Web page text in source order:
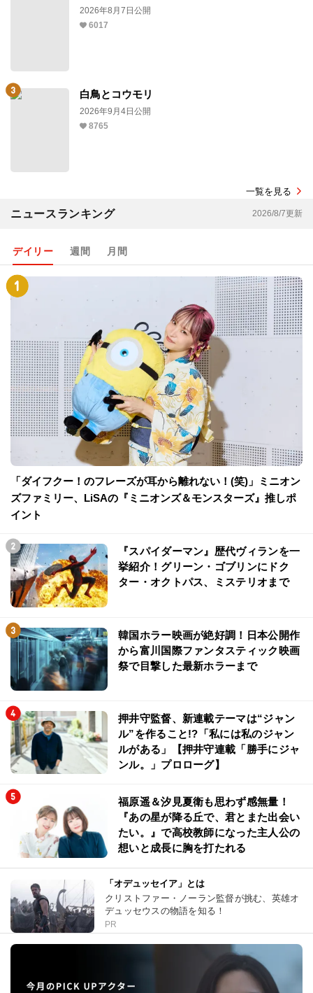
2026年8月7日公開
6017
白鳥とコウモリ
2026年9月4日公開
8765
一覧を見る
ニュースランキング 2026/8/7更新
デイリー 週間 月間
「ダイフクー！のフレーズが耳から離れない！(笑)」ミニオン
ズファミリー、LiSAの『ミニオンズ＆モンスターズ』推しポ
イント
『スパイダーマン』歴代ヴィランを一
挙紹介！グリーン・ゴブリンにドク
ター・オクトパス、ミステリオまで
韓国ホラー映画が絶好調！日本公開作
から富川国際ファンタスティック映画
祭で目撃した最新ホラーまで
押井守監督、新連載テーマは“ジャン
ル”を作ること!?「私には私のジャン
ルがある」【押井守連載「勝手にジャ
ンル。」プロローグ】
福原遥＆汐見夏衛も思わず感無量！
『あの星が降る丘で、君とまた出会い
たい。』で高校教師になった主人公の
想いと成長に胸を打たれる
「オデュッセイア」とは
クリストファー・ノーラン監督が挑む、英雄オ
デュッセウスの物語を知る！
PR